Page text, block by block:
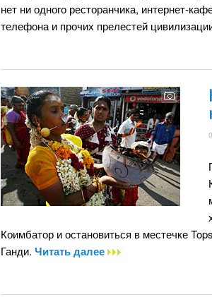
нет ни одного ресторанчика, интернет-
телефона и прочих прелестей
Коимбатор и остановиться в местечке
Ганди. Читать далее